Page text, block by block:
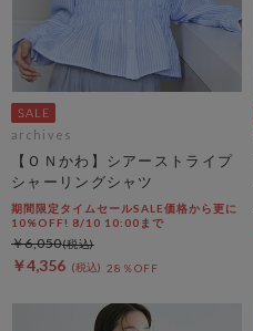
archives
【ＯＮかわ】シアーストライプ
シャーリングシャツ
期間限定タイムセールSALE価格から更に
10%OFF! 8/10 10:00まで
￥4,356 28％OFF
￥6,050